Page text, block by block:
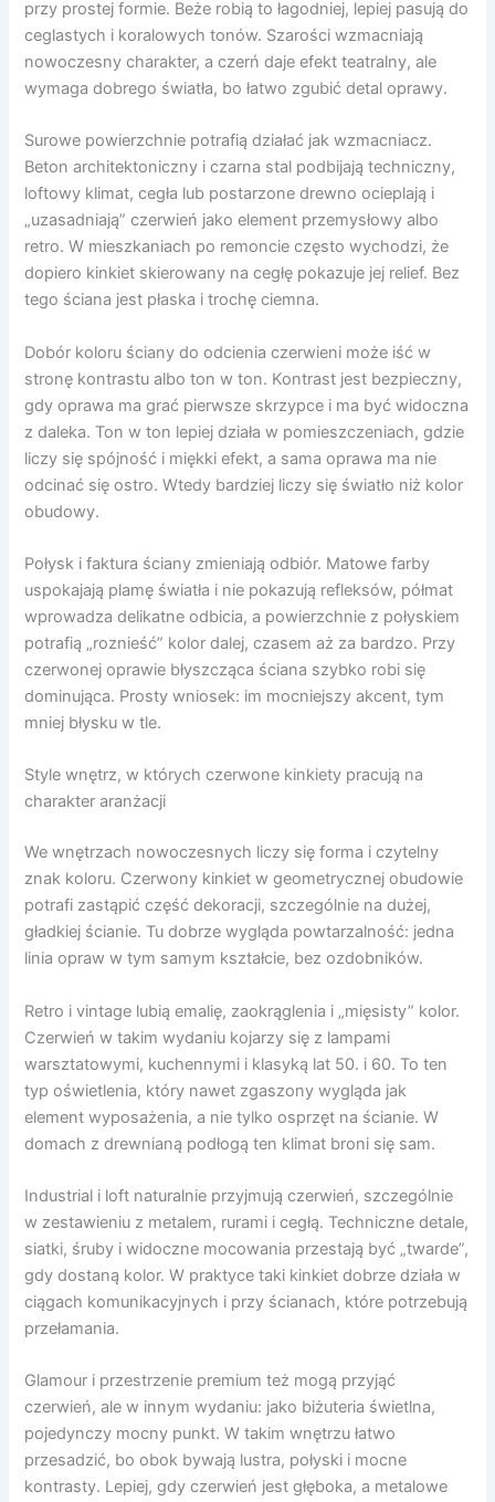
przy prostej formie. Beże robią to łagodniej, lepiej pasują do
ceglastych i koralowych tonów. Szarości wzmacniają
nowoczesny charakter, a czerń daje efekt teatralny, ale
wymaga dobrego światła, bo łatwo zgubić detal oprawy.
Surowe powierzchnie potrafią działać jak wzmacniacz.
Beton architektoniczny i czarna stal podbijają techniczny,
loftowy klimat, cegła lub postarzone drewno ocieplają i
„uzasadniają” czerwień jako element przemysłowy albo
retro. W mieszkaniach po remoncie często wychodzi, że
dopiero kinkiet skierowany na cegłę pokazuje jej relief. Bez
tego ściana jest płaska i trochę ciemna.
Dobór koloru ściany do odcienia czerwieni może iść w
stronę kontrastu albo ton w ton. Kontrast jest bezpieczny,
gdy oprawa ma grać pierwsze skrzypce i ma być widoczna
z daleka. Ton w ton lepiej działa w pomieszczeniach, gdzie
liczy się spójność i miękki efekt, a sama oprawa ma nie
odcinać się ostro. Wtedy bardziej liczy się światło niż kolor
obudowy.
Połysk i faktura ściany zmieniają odbiór. Matowe farby
uspokajają plamę światła i nie pokazują refleksów, półmat
wprowadza delikatne odbicia, a powierzchnie z połyskiem
potrafią „roznieść” kolor dalej, czasem aż za bardzo. Przy
czerwonej oprawie błyszcząca ściana szybko robi się
dominująca. Prosty wniosek: im mocniejszy akcent, tym
mniej błysku w tle.
Style wnętrz, w których czerwone kinkiety pracują na
charakter aranżacji
We wnętrzach nowoczesnych liczy się forma i czytelny
znak koloru. Czerwony kinkiet w geometrycznej obudowie
potrafi zastąpić część dekoracji, szczególnie na dużej,
gładkiej ścianie. Tu dobrze wygląda powtarzalność: jedna
linia opraw w tym samym kształcie, bez ozdobników.
Retro i vintage lubią emalię, zaokrąglenia i „mięsisty” kolor.
Czerwień w takim wydaniu kojarzy się z lampami
warsztatowymi, kuchennymi i klasyką lat 50. i 60. To ten
typ oświetlenia, który nawet zgaszony wygląda jak
element wyposażenia, a nie tylko osprzęt na ścianie. W
domach z drewnianą podłogą ten klimat broni się sam.
Industrial i loft naturalnie przyjmują czerwień, szczególnie
w zestawieniu z metalem, rurami i cegłą. Techniczne detale,
siatki, śruby i widoczne mocowania przestają być „twarde”,
gdy dostaną kolor. W praktyce taki kinkiet dobrze działa w
ciągach komunikacyjnych i przy ścianach, które potrzebują
przełamania.
Glamour i przestrzenie premium też mogą przyjąć
czerwień, ale w innym wydaniu: jako biżuteria świetlna,
pojedynczy mocny punkt. W takim wnętrzu łatwo
przesadzić, bo obok bywają lustra, połyski i mocne
kontrasty. Lepiej, gdy czerwień jest głęboka, a metalowe